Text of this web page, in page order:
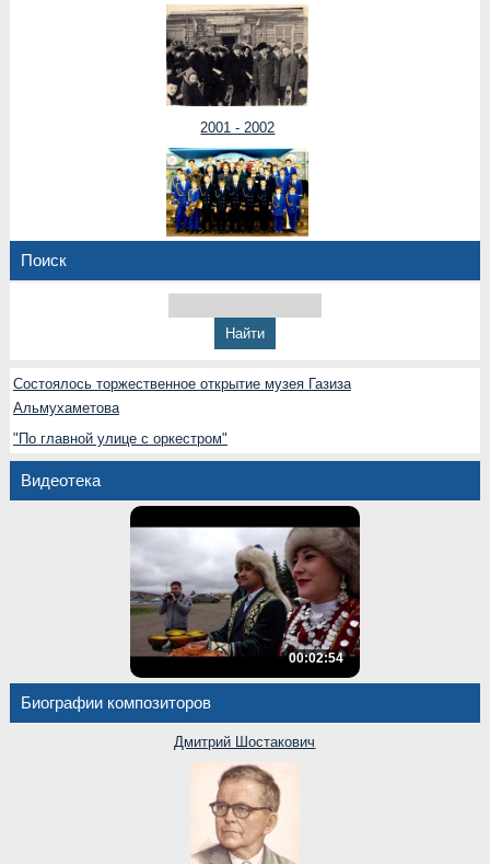
2001 - 2002
Поиск
Состоялось торжественное открытие музея Газиза
Альмухаметова
"По главной улице с оркестром"
Видеотека
00:02:54
Биографии композиторов
Дмитрий Шостакович